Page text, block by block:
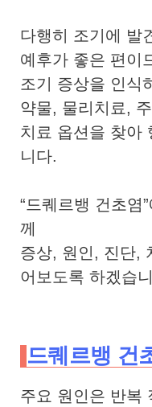
다행히 조기에 발
예후가 좋은 편이
조기 증상을 인식
약물, 물리치료,
치료 옵션을 찾아
니다.
“드퀘르뱅 건초염
께
증상, 원인, 진단,
어보도록 하겠습
드퀘르뱅 건
주요 원인은 반복